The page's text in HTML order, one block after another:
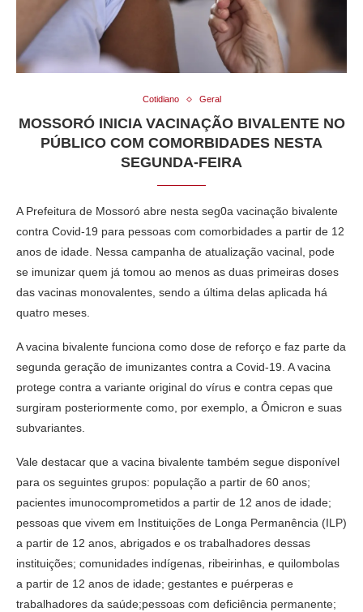
Cotidiano Geral
MOSSORÓ INICIA VACINAÇÃO BIVALENTE NO
PÚBLICO COM COMORBIDADES NESTA
SEGUNDA-FEIRA
A Prefeitura de Mossoró abre nesta seg0a vacinação bivalente
contra Covid-19 para pessoas com comorbidades a partir de 12
anos de idade. Nessa campanha de atualização vacinal, pode
se imunizar quem já tomou ao menos as duas primeiras doses
das vacinas monovalentes, sendo a última delas aplicada há
quatro meses.
A vacina bivalente funciona como dose de reforço e faz parte da
segunda geração de imunizantes contra a Covid-19. A vacina
protege contra a variante original do vírus e contra cepas que
surgiram posteriormente como, por exemplo, a Ômicron e suas
subvariantes.
Vale destacar que a vacina bivalente também segue disponível
para os seguintes grupos: população a partir de 60 anos;
pacientes imunocomprometidos a partir de 12 anos de idade;
pessoas que vivem em Instituições de Longa Permanência (ILP)
a partir de 12 anos, abrigados e os trabalhadores dessas
instituições; comunidades indígenas, ribeirinhas, e quilombolas
a partir de 12 anos de idade; gestantes e puérperas e
trabalhadores da saúde;pessoas com deficiência permanente;